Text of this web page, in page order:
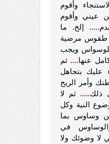
وأقوم
عيني وأقوم
.....
إلخ. ما
طقوس مرضية
للوسواس ويجب
عنها....ثم
عليك بتجاهل
وأمر الريح
ذلك.....ثم لا
النية وكل
وساوس بما
في
لا وضوئك ولا